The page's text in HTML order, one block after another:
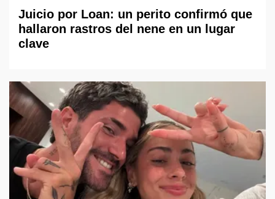
Juicio por Loan: un perito confirmó que
hallaron rastros del nene en un lugar
clave